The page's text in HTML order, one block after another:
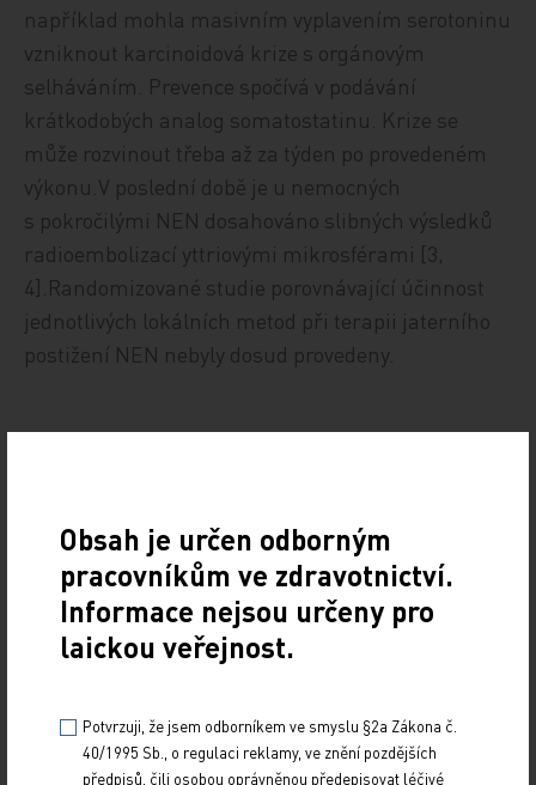
například mohla masivním vyplavením serotoninu
vzniknout karcinoidová krize s orgánovým
selháváním. Prevence spočívá v podávání
krátkodobých analog somatostatinu. Krize se
může rozvinout třeba až za týden po provedeném
výkonu.V poslední době je u nemocných
s pokročilými NEN dosahováno slibných výsledků
radioembolizací yttriovými mikrosférami [3,
4].Randomizované studie porovnávající účinnost
jednotlivých lokálních metod při terapii jaterního
postižení NEN nebyly dosud provedeny.
Somatostatin je endogenní inhibitor žlázové
a endokrinní sekrece. Inhibuje uvolňování
pituitárních hormonů a gastrointestinálních
hormonů (např. inzulinu, gastrinu, serotoninu)
buněk. Kromě antisekretorického účinku
předpokládají preklinické studie u somatostatinu
Obsah je určen odborným
pracovníkům ve zdravotnictví.
Informace nejsou určeny pro
laickou veřejnost.
Potvrzuji, že jsem odborníkem ve smyslu §2a Zákona č.
40/1995 Sb., o regulaci reklamy, ve znění pozdějších
předpisů, čili osobou oprávněnou předepisovat léčivé